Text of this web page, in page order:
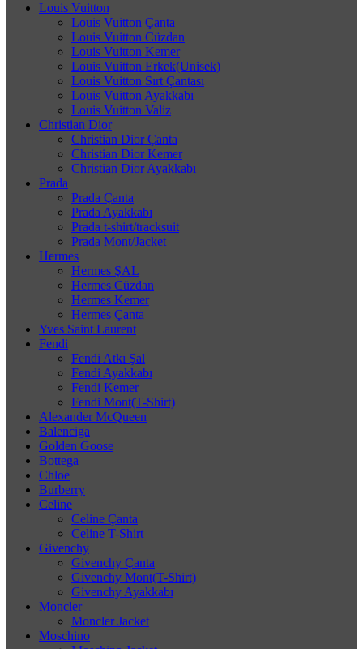
Louis Vuitton
Louis Vuitton Çanta
Louis Vuitton Cüzdan
Louis Vuitton Kemer
Louis Vuitton Erkek(Unisek)
Louis Vuitton Sırt Çantası
Louis Vuitton Ayakkabı
Louis Vuitton Valiz
Christian Dior
Christian Dior Çanta
Christian Dior Kemer
Christian Dior Ayakkabı
Prada
Prada Çanta
Prada Ayakkabı
Prada t-shirt/tracksuit
Prada Mont/Jacket
Hermes
Hermes ŞAL
Hermes Cüzdan
Hermes Kemer
Hermes Çanta
Yves Saint Laurent
Fendi
Fendi Atkı Şal
Fendi Ayakkabı
Fendi Kemer
Fendi Mont(T-Shirt)
Alexander McQueen
Balenciga
Golden Goose
Bottega
Chloe
Burberry
Celine
Celine Çanta
Celine T-Shirt
Givenchy
Givenchy Çanta
Givenchy Mont(T-Shirt)
Givenchy Ayakkabı
Moncler
Moncler Jacket
Moschino